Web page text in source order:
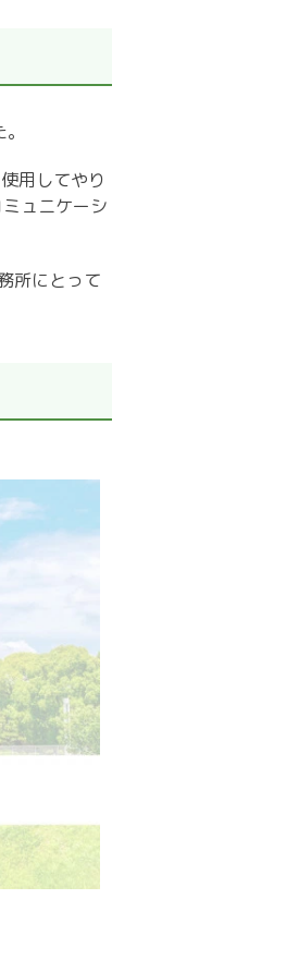
用してやり
ュニケーシ
所にとって